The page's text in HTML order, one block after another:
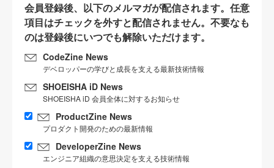
会員登録後、以下のメルマガが配信されます。任意
項目はチェックを外すと配信されません。不要なも
のは登録後にいつでも解除いただけます。
CodeZine News
デベロッパーの学びと成長を支える最新技術情報
SHOEISHA iD News
SHOEISHA iD 会員全体に対するお知らせ
ProductZine News
プロダクト開発のための最新情報
DeveloperZine News
エンジニア組織の意思決定を支える技術情報